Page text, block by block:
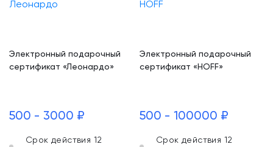
Электронный подарочный
сертификат «Леонардо»
500 - 3000 ₽
Срок действия 12
Электронный подарочный
сертификат «HOFF»
500 - 100000 ₽
Срок действия 12